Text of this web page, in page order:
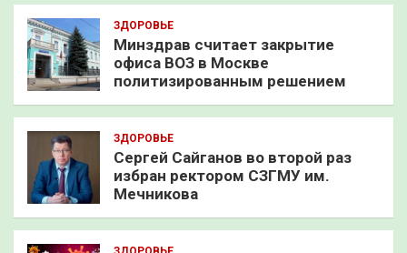
ЗДОРОВЬЕ
Минздрав считает закрытие
офиса ВОЗ в Москве
политизированным решением
ЗДОРОВЬЕ
Сергей Сайганов во второй раз
избран ректором СЗГМУ им.
Мечникова